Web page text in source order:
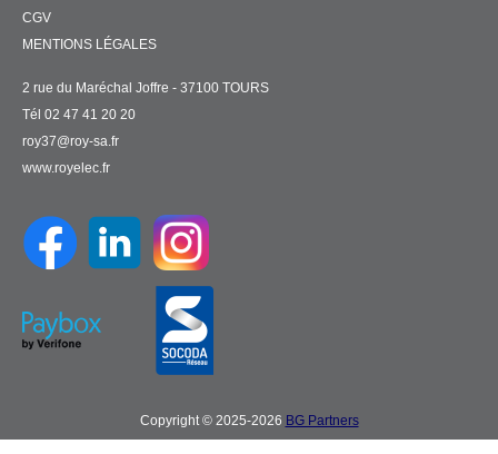
CGV
MENTIONS LÉGALES
2 rue du Maréchal Joffre - 37100 TOURS
Tél 02 47 41 20 20
roy37@roy-sa.fr
www.royelec.fr
Copyright © 2025-2026 BG Partners